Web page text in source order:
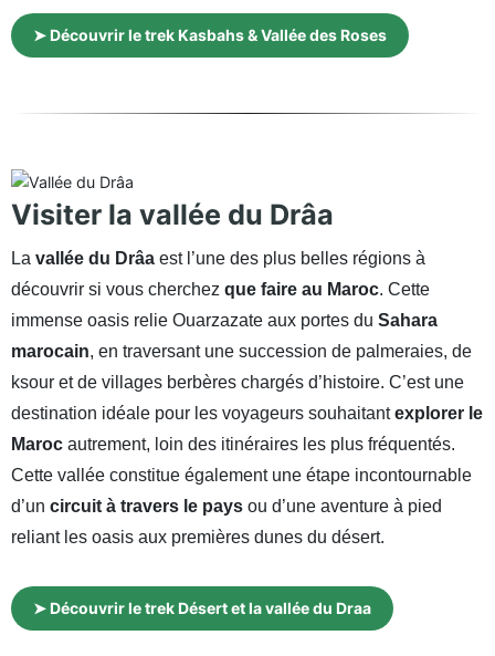
➤ Découvrir le trek Kasbahs & Vallée des Roses
Visiter la vallée du Drâa
La vallée du Drâa est l’une des plus belles régions à
découvrir si vous cherchez que faire au Maroc. Cette
immense oasis relie Ouarzazate aux portes du Sahara
marocain, en traversant une succession de palmeraies, de
ksour et de villages berbères chargés d’histoire. C’est une
destination idéale pour les voyageurs souhaitantexplorer le
Maroc autrement, loin des itinéraires les plus fréquentés.
Cette vallée constitue également une étape incontournable
d’un circuit à travers le pays ou d’une aventure à pied
reliant les oasis aux premières dunes du désert.
➤ Découvrir le trek Désert et la vallée du Draa